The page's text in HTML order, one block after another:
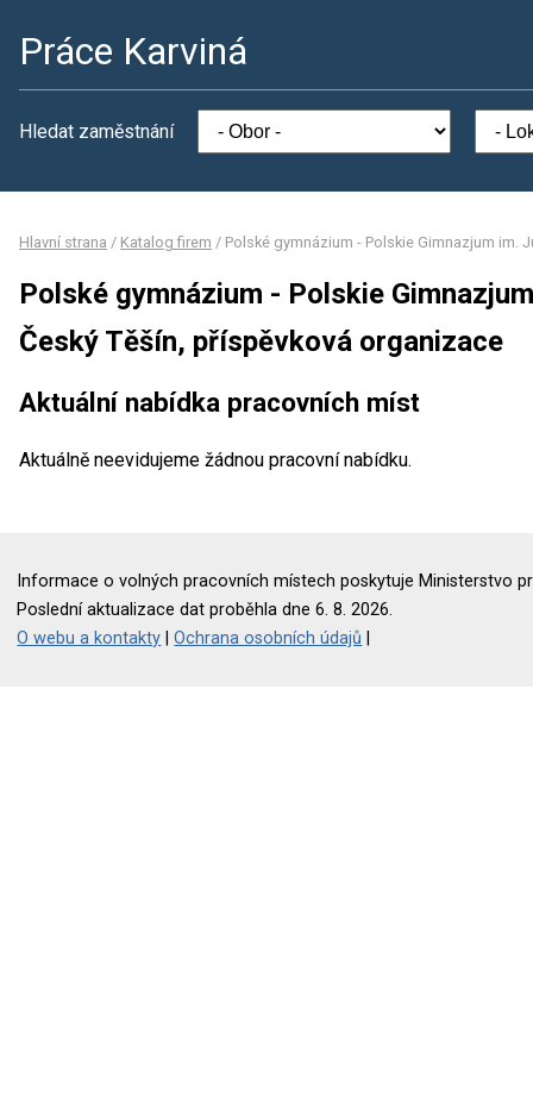
Práce Karviná
Hledat zaměstnání
Hlavní strana / Katalog firem / Polské gymnázium - Polskie Gimnazjum im.
Polské gymnázium - Polskie
Český Těšín, příspěvková organizace
Aktuální nabídka pracovních míst
Aktuálně neevidujeme žádnou pracovní nabídku.
Informace o volných pracovních místech poskytuje Ministerstvo
Poslední aktualizace dat proběhla dne 6. 8. 2026.
O webu a kontakty |Ochrana osobních údajů